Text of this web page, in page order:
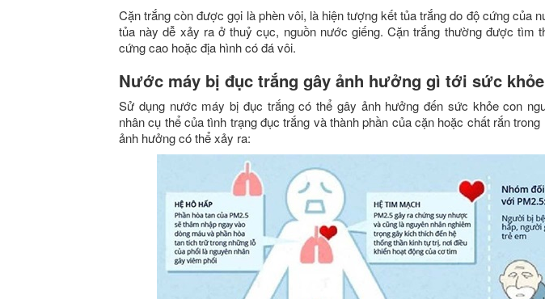
Cặn trắng còn được gọi là phèn vôi, là hiện tượng kết tủa trắng do độ cứng của
tủa này dễ xảy ra ở thuỷ cục, nguồn nước giếng. Cặn trắng thường được tìm
cứng cao hoặc địa hình có đá vôi.
Nước máy bị đục trắng gây ảnh hưởng gì tới sức
Sử dụng nước máy bị đục trắng có thể gây ảnh hưởng đến sức khỏe con
nhân cụ thể của tình trạng đục trắng và thành phần của cặn hoặc chất rắn
ảnh hưởng có thể xảy ra: